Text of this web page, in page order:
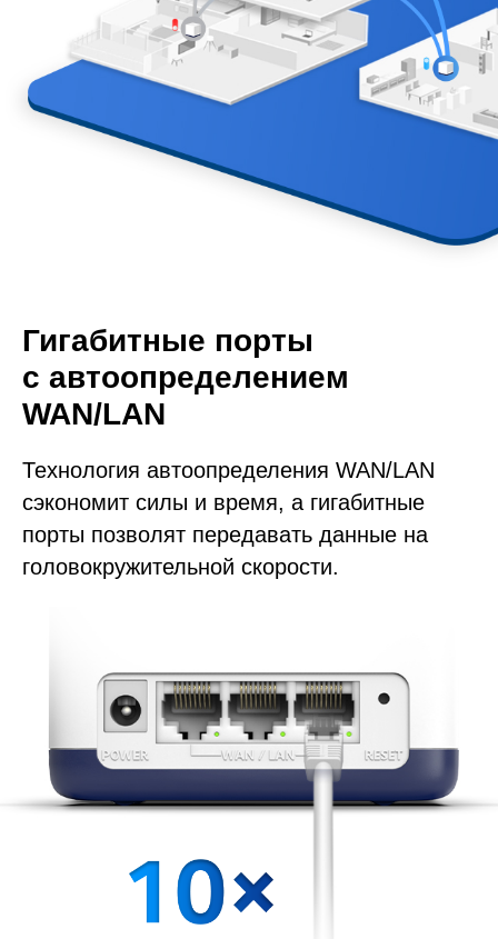
Гигабитные порты
с автоопределением
WAN/LAN
Технология автоопределения WAN/LAN
сэкономит силы и время, а гигабитные
порты позволят передавать данные на
головокружительной скорости.